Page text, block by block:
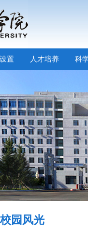
置 人才培养 科
校园风光